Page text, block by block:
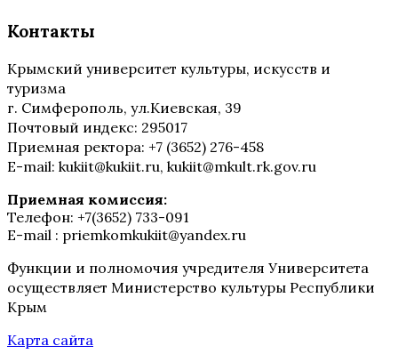
Контакты
Крымский университет культуры, искусств и
туризма
г. Симферополь, ул.Киевская, 39
Почтовый индекс: 295017
Приемная ректора: +7 (3652) 276-458
E-mail: kukiit@kukiit.ru, kukiit@mkult.rk.gov.ru
Приемная комиссия:
Телефон: +7(3652) 733-091
E-mail : priemkomkukiit@yandex.ru
Функции и полномочия учредителя Университета
осуществляет Министерство культуры Республики
Крым
Карта сайта